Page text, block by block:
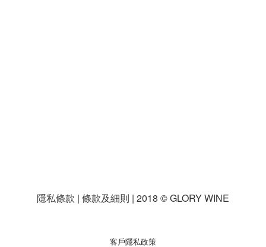
隱私條款 | 條款及細則 | 2018 © GLORY WINE
客戶隱私政策